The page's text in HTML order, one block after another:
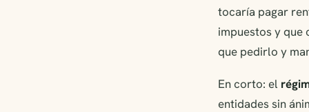
tocaría pagar
impuestos y que
que pedirlo y
En corto: el
entidades sin